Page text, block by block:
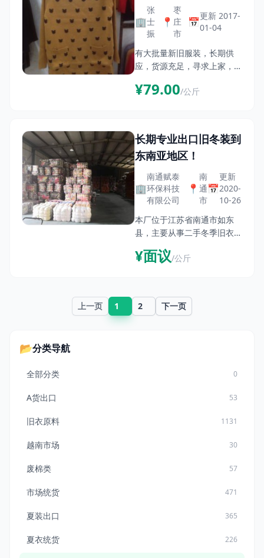
🏢
张
士
振
📍
枣
庄
市
📅更新 2017-
01-04
有大批量新旧服装，长期供
应，货源充足，寻求上家，合
¥79.00/公斤
长期专业出口旧冬装到
东南亚地区！
🏢
南通赋泰
环保科技
有限公司
📍
南
通
市
📅
更新
2020-
10-26
本厂位于江苏省南通市如东
县，主要从事二手冬季旧衣服
分拣加工出口。本厂拥有正规
的生产车间，专业的采购人员
愿。本场提供七八成新 以上
的
¥面议/公斤
上一页 1 2 下一页
📂分类导航
全部分类 0
A货出口 53
旧衣原料 1131
越南市场 30
废棉类 57
市场统货 471
夏装出口 365
夏衣统货 226